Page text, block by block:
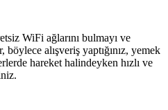
WiFi ağlarını bulmayı ve
böylece alışveriş yaptığınız, yemek
hareket halindeyken hızlı ve